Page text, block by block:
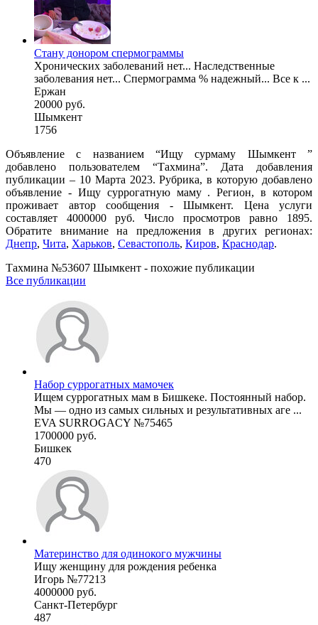
Стану донором спермограммы
Хронических заболеваний нет... Наследственные
заболевания нет... Спермограмма % надежный... Все к ...
Ержан
20000 руб.
Шымкент
1756
Объявление с названием “Ищу сурмаму Шымкент ”
добавлено пользователем “Тахмина”. Дата добавления
публикации – 10 Марта 2023. Рубрика, в которую добавлено
объявление - Ищу суррогатную маму . Регион, в котором
проживает автор сообщения - Шымкент. Цена услуги
составляет 4000000 руб. Число просмотров равно 1895.
Обратите внимание на предложения в других регионах:
Днепр, Чита, Харьков, Севастополь, Киров, Краснодар.
Тахмина №53607 Шымкент - похожие публикации
Все публикации
Набор суррогатных мамочек
Ищем суррогатных мам в Бишкеке. Постоянный набор.
Мы — одно из самых сильных и результативных аге ...
EVA SURROGACY №75465
1700000 руб.
Бишкек
470
Материнство для одинокого мужчины
Ищу женщину для рождения ребенка
Игорь №77213
4000000 руб.
Санкт-Петербург
487